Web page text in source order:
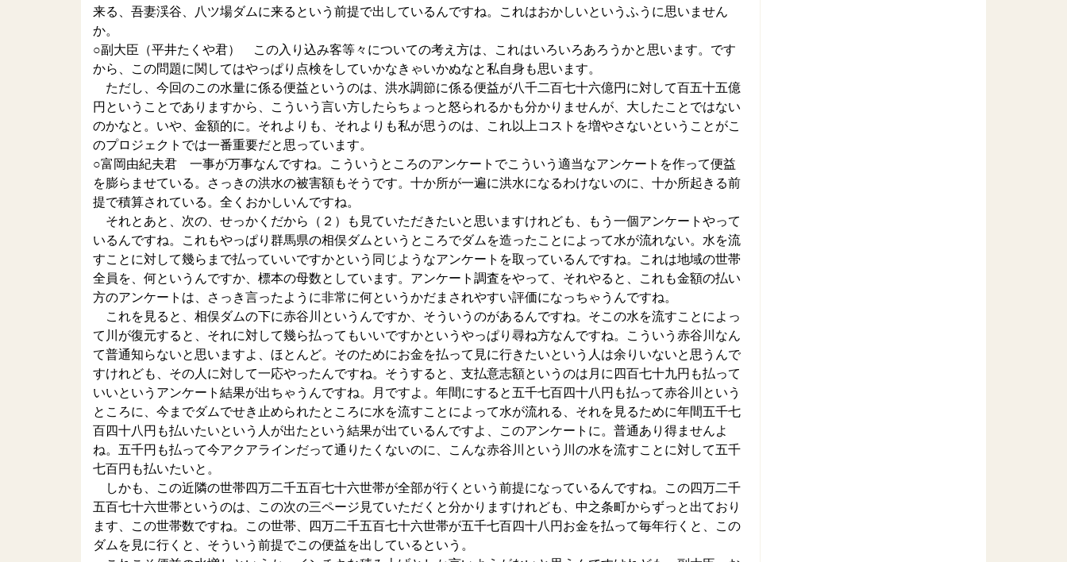
来る、吾妻渓谷、八ツ場ダムに来るという前提で出しているんですね。これはおかしいというふうに思いません
か。
○副大臣（平井たくや君） この入り込み客等々についての考え方は、これはいろいろあろうかと思います。です
から、この問題に関してはやっぱり点検をしていかなきゃいかぬなと私自身も思います。
ただし、今回のこの水量に係る便益というのは、洪水調節に係る便益が八千二百七十六億円に対して百五十五億
円ということでありますから、こういう言い方したらちょっと怒られるかも分かりませんが、大したことではない
のかなと。いや、金額的に。それよりも、それよりも私が思うのは、これ以上コストを増やさないということがこ
のプロジェクトでは一番重要だと思っています。
○富岡由紀夫君 一事が万事なんですね。こういうところのアンケートでこういう適当なアンケートを作って便益
を膨らませている。さっきの洪水の被害額もそうです。十か所が一遍に洪水になるわけないのに、十か所起きる前
提で積算されている。全くおかしいんですね。
それとあと、次の、せっかくだから（２）も見ていただきたいと思いますけれども、もう一個アンケートやって
いるんですね。これもやっぱり群馬県の相俣ダムというところでダムを造ったことによって水が流れない。水を流
すことに対して幾らまで払っていいですかという同じようなアンケートを取っているんですね。これは地域の世帯
全員を、何というんですか、標本の母数としています。アンケート調査をやって、それやると、これも金額の払い
方のアンケートは、さっき言ったように非常に何というかだまされやすい評価になっちゃうんですね。
これを見ると、相俣ダムの下に赤谷川というんですか、そういうのがあるんですね。そこの水を流すことによっ
て川が復元すると、それに対して幾ら払ってもいいですかというやっぱり尋ね方なんですね。こういう赤谷川なん
て普通知らないと思いますよ、ほとんど。そのためにお金を払って見に行きたいという人は余りいないと思うんで
すけれども、その人に対して一応やったんですね。そうすると、支払意志額というのは月に四百七十九円も払って
いいというアンケート結果が出ちゃうんですね。月ですよ。年間にすると五千七百四十八円も払って赤谷川という
ところに、今までダムでせき止められたところに水を流すことによって水が流れる、それを見るために年間五千七
百四十八円も払いたいという人が出たという結果が出ているんですよ、このアンケートに。普通あり得ませんよ
ね。五千円も払って今アクアラインだって通りたくないのに、こんな赤谷川という川の水を流すことに対して五千
七百円も払いたいと。
しかも、この近隣の世帯四万二千五百七十六世帯が全部が行くという前提になっているんですね。この四万二千
五百七十六世帯というのは、この次の三ページ見ていただくと分かりますけれども、中之条町からずっと出ており
ます、この世帯数ですね。この世帯、四万二千五百七十六世帯が五千七百四十八円お金を払って毎年行くと、この
ダムを見に行くと、そういう前提でこの便益を出しているという。